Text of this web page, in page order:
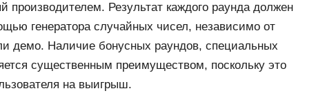
производителем. Результат каждого раунда должен
генератора случайных чисел, независимо от
демо. Наличие бонусных раундов, специальных
существенным преимуществом, поскольку это
на выигрыш.